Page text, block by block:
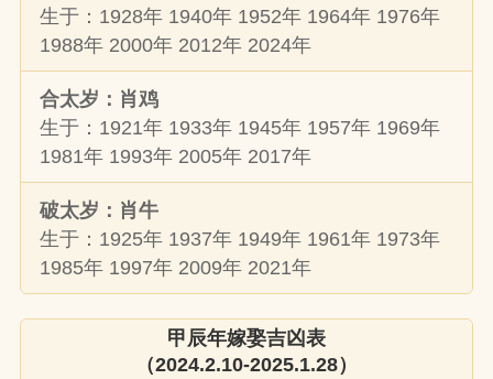
生于：1928年 1940年 1952年 1964年 1976年
1988年 2000年 2012年 2024年
合太岁：肖鸡
生于：1921年 1933年 1945年 1957年 1969年
1981年 1993年 2005年 2017年
破太岁：肖牛
生于：1925年 1937年 1949年 1961年 1973年
1985年 1997年 2009年 2021年
甲辰年嫁娶吉凶表
（2024.2.10-2025.1.28）